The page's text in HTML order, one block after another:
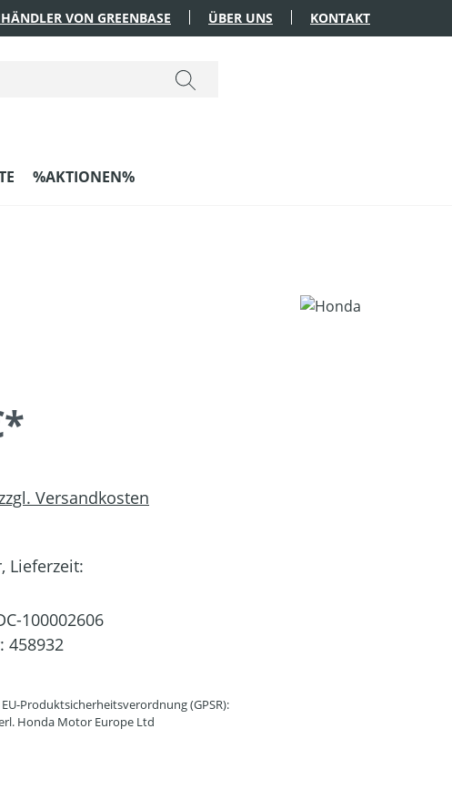
VON GREENBASE ÜBER UNS KONTAKT
%AKTIONEN%
Versandkosten
Lieferzeit:
100002606
458932
Produktsicherheitsverordnung (GPSR):
Honda Motor Europe Ltd